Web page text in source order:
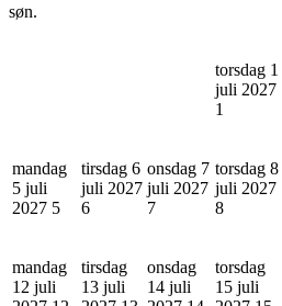
søn.
torsdag 1
juli 2027
1
mandag
5 juli
2027 5
tirsdag 6
juli 2027
6
onsdag 7
juli 2027
7
torsdag 8
juli 2027
8
mandag
12 juli
tirsdag
13 juli
onsdag
14 juli
torsdag
15 juli